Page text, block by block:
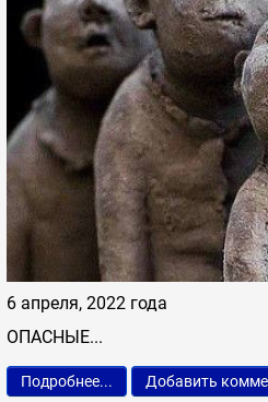
6 апреля, 2022 года
ОПАСНЫЕ...
Подробнее... Добавить